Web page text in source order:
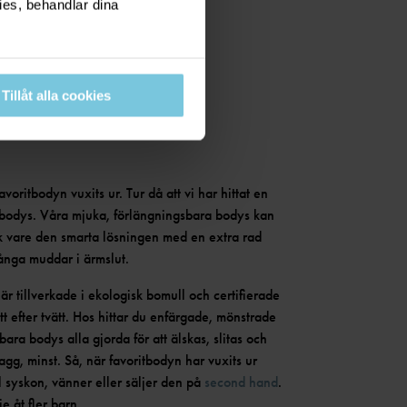
behandlar dina
Tillåt alla cookies
vuxits ur. Tur då att vi har hittat en
Våra mjuka, förlängningsbara bodys kan
den smarta lösningen med en extra rad
muddar i ärmslut.
tillverkade i ekologisk bomull och certifierade
efter tvätt. Hos hittar du enfärgade, mönstrade
bodys alla gjorda för att älskas, slitas och
minst. Så, när favoritbodyn har vuxits ur
vänner eller säljer den på second hand.